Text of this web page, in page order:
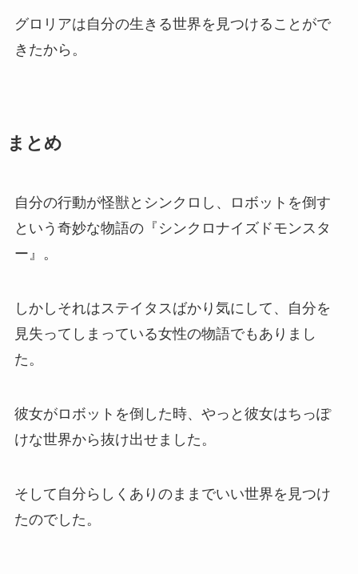
グロリアは自分の生きる世界を見つけることがで
きたから。
まとめ
自分の行動が怪獣とシンクロし、ロボットを倒す
という奇妙な物語の『シンクロナイズドモンスタ
ー』。
しかしそれはステイタスばかり気にして、自分を
見失ってしまっている女性の物語でもありまし
た。
彼女がロボットを倒した時、やっと彼女はちっぽ
けな世界から抜け出せました。
そして自分らしくありのままでいい世界を見つけ
たのでした。